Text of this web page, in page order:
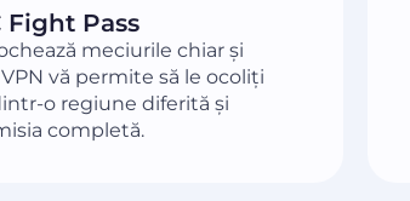
Fight Pass
meciurile chiar și
vă permite să le ocoliți
o regiune diferită și
completă.